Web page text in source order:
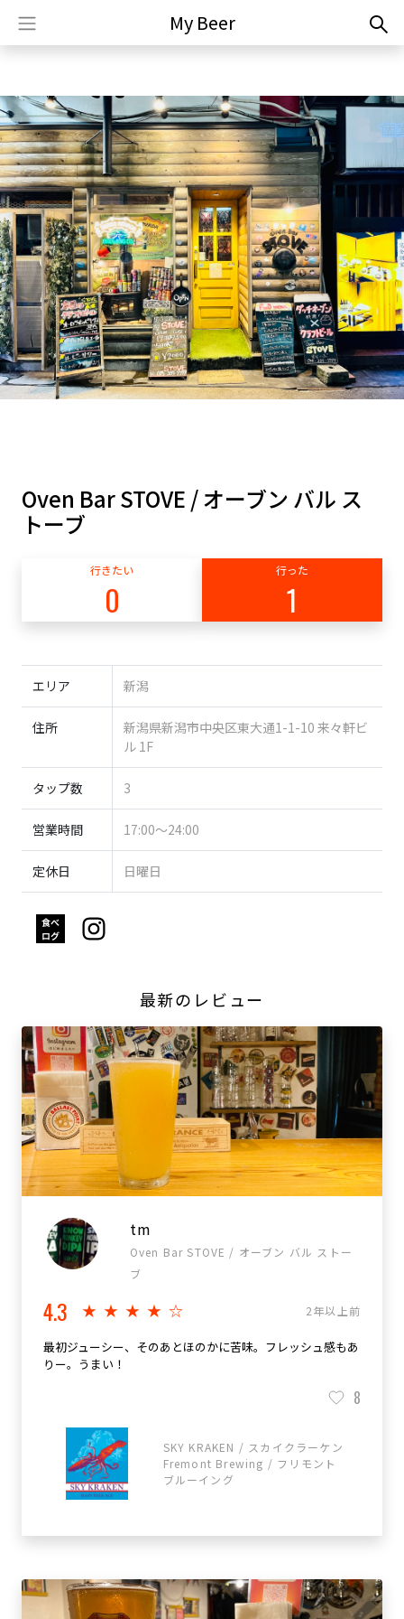
My Beer
Oven Bar STOVE / オーブン バル ス
トーブ
行きたい
0
行った
1
エリア 新潟
住所
新潟県新潟市中央区東大通1-1-10 来々軒ビ
ル 1F
タップ数 3
営業時間 17:00～24:00
定休日 日曜日
最新のレビュー
tm
Oven Bar STOVE / オーブン バル ストー
ブ
4.3 ★★★★☆ 2年以上前
最初ジューシー、そのあとほのかに苦味。フレッシュ感もあ
りー。うまい！
8
SKY KRAKEN / スカイクラーケン
Fremont Brewing / フリモント
ブルーイング